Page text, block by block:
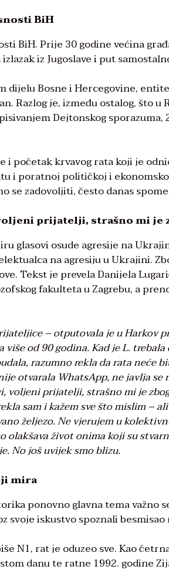
BiH
BiH. Prije 30 godine većina
iz Jugoslave i put
dijelu Bosne i Hercegovine,
Razlog je, između ostalog, što
Dejtonskog sporazuma,
i početak krvavog rata koji je
i poratnoj političkoj i
se zadovoljiti, često danas
prijatelji, strašno mi je
glasovi osude agresije na
na agresiju u Ukrajini.
Tekst je prevela Danijela
fakulteta u Zagrebu, a
– otputovala je u Harkov
od 90 godina. Kad je L.
razumno rekla da rata neće
otvarala WhatsApp, ne javlja
voljeni prijatelji, strašno mi je
sam i kažem sve što mislim –
željezo. Ne vjerujem u
olakšava život onima koji su
No još uvijek smo blizu.
mira
ponovno glavna tema važno
svoje iskustvo spoznali
N1, rat je oduzeo sve. Kao
danu te ratne 1992. godine